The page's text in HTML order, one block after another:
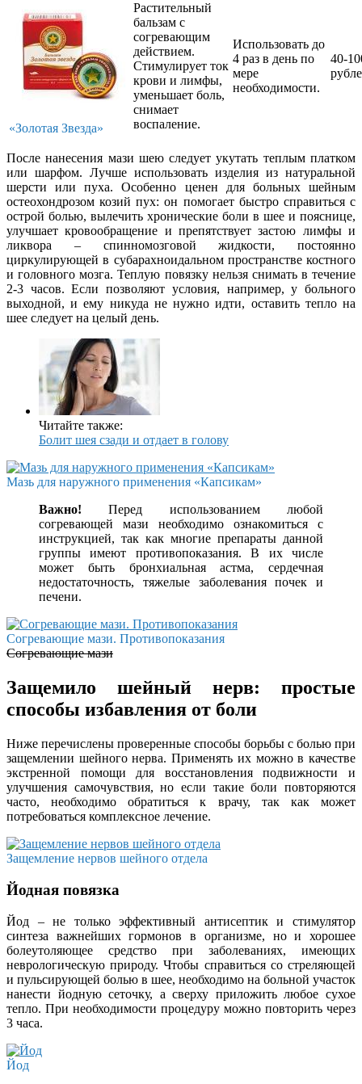
«Золотая Звезда»
Растительный
бальзам с
согревающим
действием.
Стимулирует ток
крови и лимфы,
уменьшает боль,
снимает
воспаление.
Использовать до
4 раз в день по
мере
необходимости.
40-
После нанесения мази шею следует укутать теплым платком
или шарфом. Лучше использовать изделия из натуральной
шерсти или пуха. Особенно ценен для больных шейным
остеохондрозом козий пух: он помогает быстро справиться с
острой болью, вылечить хронические боли в шее и пояснице,
улучшает кровообращение и препятствует застою лимфы и
ликвора – спинномозговой жидкости, постоянно
циркулирующей в субарахноидальном пространстве костного
и головного мозга. Теплую повязку нельзя снимать в течение
2-3 часов. Если позволяют условия, например, у больного
выходной, и ему никуда не нужно идти, оставить тепло на
шее следует на целый день.
Читайте также:
Болит шея сзади и отдает в голову
Мазь для наружного применения «Капсикам»
Важно! Перед использованием любой
согревающей мази необходимо ознакомиться с
инструкцией, так как многие препараты данной
группы имеют противопоказания. В их числе
может быть бронхиальная астма, сердечная
недостаточность, тяжелые заболевания почек и
печени.
Согревающие мази. Противопоказания
Согревающие мази
Защемило шейный нерв: простые
способы избавления от боли
Ниже перечислены проверенные способы борьбы с болью при
защемлении шейного нерва. Применять их можно в качестве
экстренной помощи для восстановления подвижности и
улучшения самочувствия, но если такие боли повторяются
часто, необходимо обратиться к врачу, так как может
потребоваться комплексное лечение.
Защемление нервов шейного отдела
Йодная повязка
Йод – не только эффективный антисептик и стимулятор
синтеза важнейших гормонов в организме, но и хорошее
болеутоляющее средство при заболеваниях, имеющих
неврологическую природу. Чтобы справиться со стреляющей
и пульсирующей болью в шее, необходимо на больной участок
нанести йодную сеточку, а сверху приложить любое сухое
тепло. При необходимости процедуру можно повторить через
3 часа.
Йод